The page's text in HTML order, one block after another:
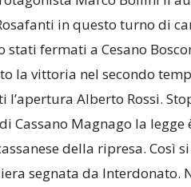
in questo turno di
stati fermati a Cesano
la vittoria nel secondo
Alberto Rossi.
Cassano Magnago la
della ripresa. Così
segnata da Interdonato.